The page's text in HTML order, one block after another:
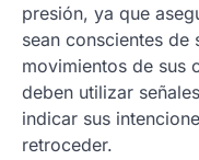
presión, ya que
sean conscientes
movimientos de sus
deben utilizar
indicar sus
retroceder.